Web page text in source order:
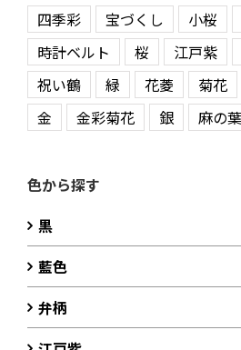
四季彩
宝づくし 小桜
時計ベルト
桜 江戸紫
祝い鶴
緑 花菱 菊花
金
金彩菊花 銀 麻の葉
色から探す
黒
藍色
弁柄